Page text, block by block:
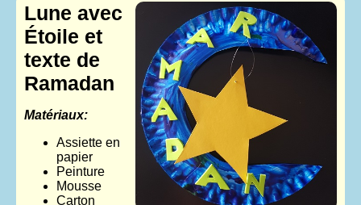
Lune avec
Étoile et
texte de
Ramadan
Matériaux:
Assiette en
papier
Peinture
Mousse
Carton